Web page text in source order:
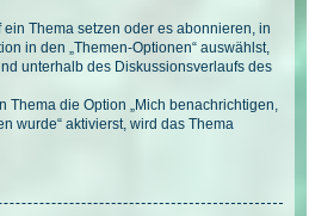
Thema setzen oder es abonnieren, in
in den „Themen-Optionen“ auswählst,
unterhalb des Diskussionsverlaufs des
Thema die Option „Mich benachrichtigen,
wurde“ aktivierst, wird das Thema